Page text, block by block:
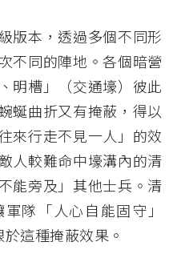
版本，透過多個不同形
不同的陣地。各個暗營
明槽」（交通壕）彼此
蜒曲折又有掩蔽，得以
來行走不見一人」的效
人較難命中壕溝內的清
能旁及」其他士兵。清
隊「人心自能固守」
這種掩蔽效果。